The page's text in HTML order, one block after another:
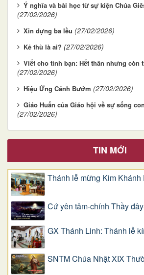
Ý nghĩa và bài học từ sự kiện Chúa
(27/02/2026)
Xin dựng ba lều (27/02/2026)
Kẻ thù là ai? (27/02/2026)
Viết cho tình bạn: Hết thân nhưng còn
(27/02/2026)
Hiệu Ứng Cánh Bướm (27/02/2026)
Giáo Huấn của Giáo hội về sự sống
(27/02/2026)
TIN MỚI
Thánh lễ mừng Kim Khánh
Cứ yên tâm-chính Thầy
GX Thánh Linh: Thánh lễ
SNTM Chúa Nhật XIX